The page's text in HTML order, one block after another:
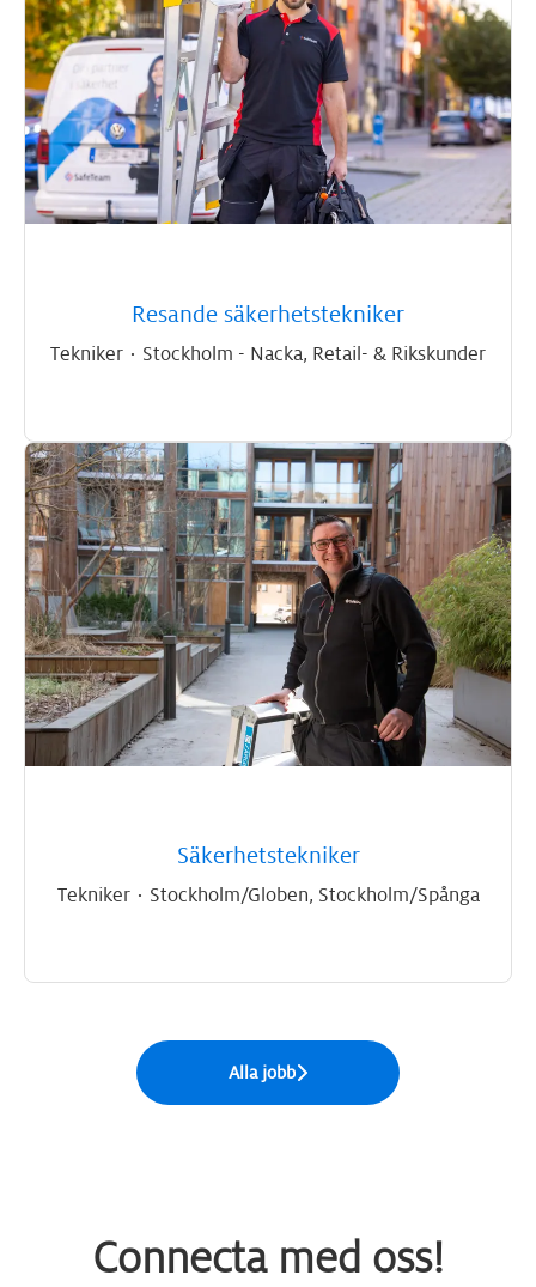
Resande säkerhetstekniker
Tekniker · Stockholm - Nacka, Retail- & Rikskunder
Säkerhetstekniker
Tekniker · Stockholm/Globen, Stockholm/Spånga
Alla jobb
Connecta med oss!